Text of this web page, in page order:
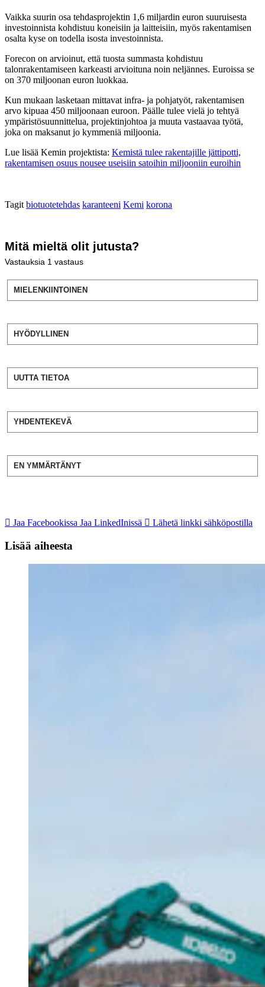
Vaikka suurin osa tehdasprojektin 1,6 miljardin euron suuruisesta
investoinnista kohdistuu koneisiin ja laitteisiin, myös rakentamisen
osalta kyse on todella isosta investoinnista.
Forecon on arvioinut, että tuosta summasta kohdistuu
talonrakentamiseen karkeasti arvioituna noin neljännes. Euroissa se
on 370 miljoonan euron luokkaa.
Kun mukaan lasketaan mittavat infra- ja pohjatyöt, rakentamisen
arvo kipuaa 450 miljoonaan euroon. Päälle tulee vielä jo tehtyä
ympäristösuunnittelua, projektinjohtoa ja muuta vastaavaa työtä,
joka on maksanut jo kymmeniä miljoonia.
Lue lisää Kemin projektista: Kemistä tulee rakentajille jättipotti,
rakentamisen osuus nousee useisiin satoihin miljooniin euroihin
Tagit biotuotetehdas karanteeni Kemi korona
Mitä mieltä olit jutusta?
Vastauksia 1 vastaus
MIELENKIINTOINEN
HYÖDYLLINEN
UUTTA TIETOA
YHDENTEKEVÄ
EN YMMÄRTÄNYT
Jaa Facebookissa Jaa LinkedInissä Lähetä linkki sähköpostilla
Lisää aiheesta